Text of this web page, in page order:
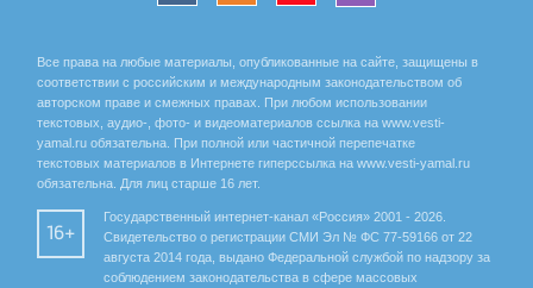
Все права на любые материалы, опубликованные на сайте, защищены в
соответствии с российским и международным законодательством об
авторском праве и смежных правах. При любом использовании
текстовых, аудио-, фото- и видеоматериалов ссылка на www.vesti-
yamal.ru обязательна. При полной или частичной перепечатке
текстовых материалов в Интернете гиперссылка на www.vesti-yamal.ru
обязательна. Для лиц старше 16 лет.
16+
Государственный интернет-канал «Россия» 2001 - 2026.
Свидетельство о регистрации СМИ Эл № ФС 77-59166 от 22
августа 2014 года, выдано Федеральной службой по надзору за
соблюдением законодательства в сфере массовых